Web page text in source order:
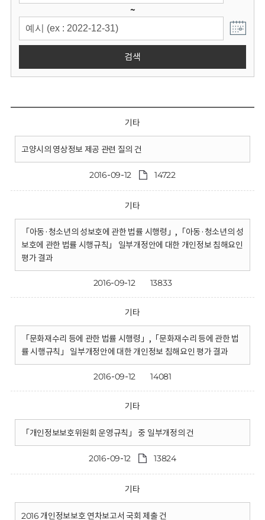
~
검색
기타
고양시의 영상정보 제공 관련 질의 건
2016-09-12 14722
기타
「아동·청소년의 성보호에 관한 법률 시행령」,「아동·청소년의 성
보호에 관한 법률 시행규칙」 일부개정안에 대한 개인정보 침해요인
평가 결과
2016-09-12 13833
기타
「문화재수리 등에 관한 법률 시행령」,「문화재수리 등에 관한 법
률 시행규칙」 일부개정안에 대한 개인정보 침해요인 평가 결과
2016-09-12 14081
기타
「개인정보보호위원회 운영규칙」 중 일부개정의 건
2016-09-12 13824
기타
2016 개인정보보호 연차보고서 국회 제출 건